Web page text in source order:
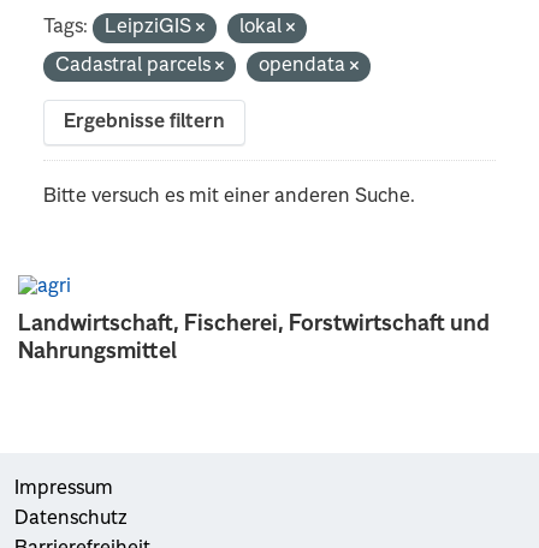
Landwirtschaft, Fischerei, Forstwirtschaft und
Nahrungsmittel
Tags: LeipziGIS
lokal
Cadastral parcels
opendata
Ergebnisse filtern
Bitte versuch es mit einer anderen Suche.
Impressum
Datenschutz